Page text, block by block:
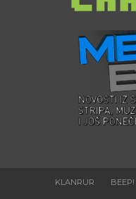
KLANRUR BEEP!